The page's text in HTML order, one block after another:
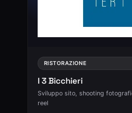
RISTORAZIONE
I 3 Bicchieri
Sviluppo sito, shooting
reel